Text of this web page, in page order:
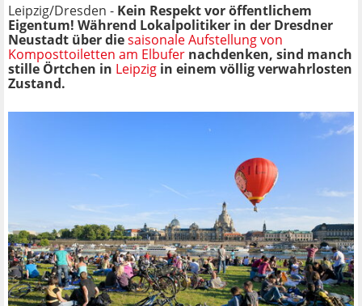
Leipzig/Dresden - Kein Respekt vor öffentlichem
Eigentum! Während Lokalpolitiker in der Dresdner
Neustadt über diesaisonale Aufstellung von
Komposttoiletten am Elbufer nachdenken, sind manch
stille Örtchen in Leipzig in einem völlig verwahrlosten
Zustand.